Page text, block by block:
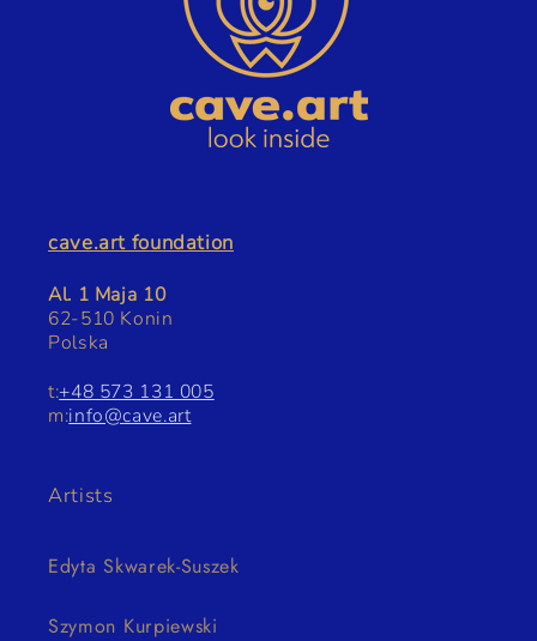
cave.art foundation
Al. 1 Maja 10
62-510 Konin
Polska
t:+48 573 131 005
m:info@cave.art
Artists
Edyta Skwarek-Suszek
Szymon Kurpiewski